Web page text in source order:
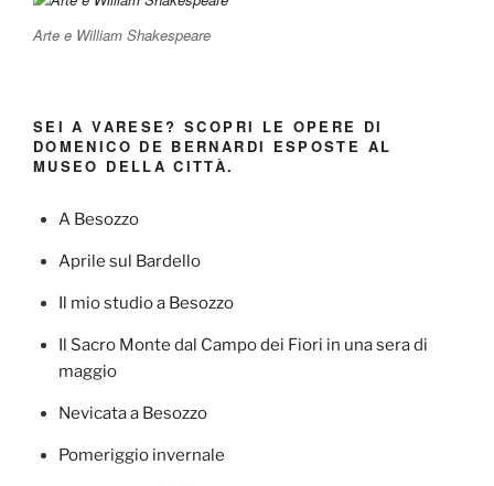
Arte e William Shakespeare
SEI A VARESE? SCOPRI LE OPERE DI
DOMENICO DE BERNARDI ESPOSTE AL
MUSEO DELLA CITTÀ.
A Besozzo
Aprile sul Bardello
Il mio studio a Besozzo
Il Sacro Monte dal Campo dei Fiori in una sera di
maggio
Nevicata a Besozzo
Pomeriggio invernale